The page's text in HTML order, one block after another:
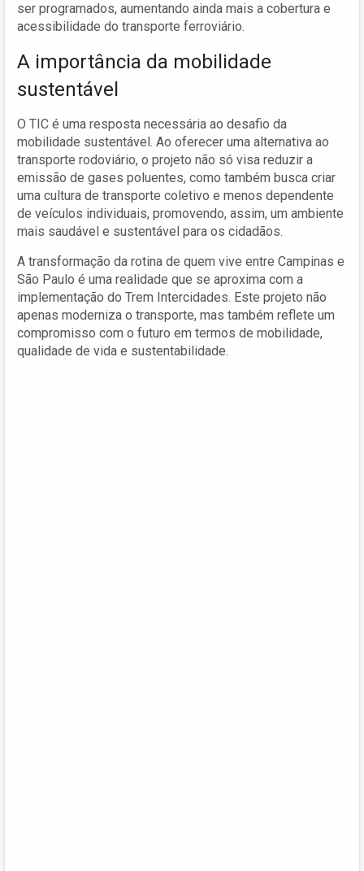
ser programados, aumentando ainda mais a cobertura e
acessibilidade do transporte ferroviário.
A importância da mobilidade
sustentável
O TIC é uma resposta necessária ao desafio da
mobilidade sustentável. Ao oferecer uma alternativa ao
transporte rodoviário, o projeto não só visa reduzir a
emissão de gases poluentes, como também busca criar
uma cultura de transporte coletivo e menos dependente
de veículos individuais, promovendo, assim, um ambiente
mais saudável e sustentável para os cidadãos.
A transformação da rotina de quem vive entre Campinas e
São Paulo é uma realidade que se aproxima com a
implementação do Trem Intercidades. Este projeto não
apenas moderniza o transporte, mas também reflete um
compromisso com o futuro em termos de mobilidade,
qualidade de vida e sustentabilidade.